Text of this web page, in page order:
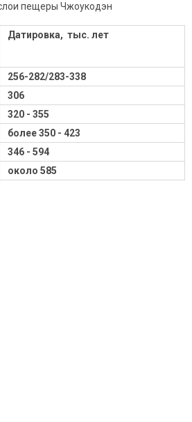
пещеры Чжоукодэн
Датировка, тыс. лет
256-282/283-338
306
320 - 355
более 350 - 423
346 - 594
около 585